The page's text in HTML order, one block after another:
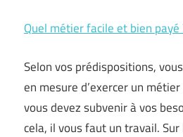
Quel métier facile et bien payé
Selon vos prédispositions,
en mesure d’exercer un
vous devez subvenir à vos
cela, il vous faut un travail.